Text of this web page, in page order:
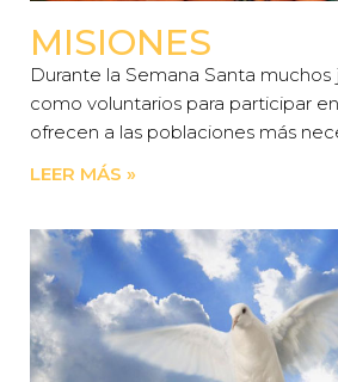
MISIONES
Durante la Semana Santa
como voluntarios para participar
ofrecen a las poblaciones más
LEER MÁS »